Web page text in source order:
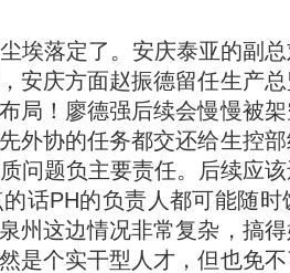
埃落定了。安庆泰亚的副
安庆方面赵振德留任生产
局！廖德强后续会慢慢被
外协的任务都交还给生控
问题负主要责任。后续应
话PH的负责人都可能随时
州这边情况非常复杂，搞
是个实干型人才，但也免